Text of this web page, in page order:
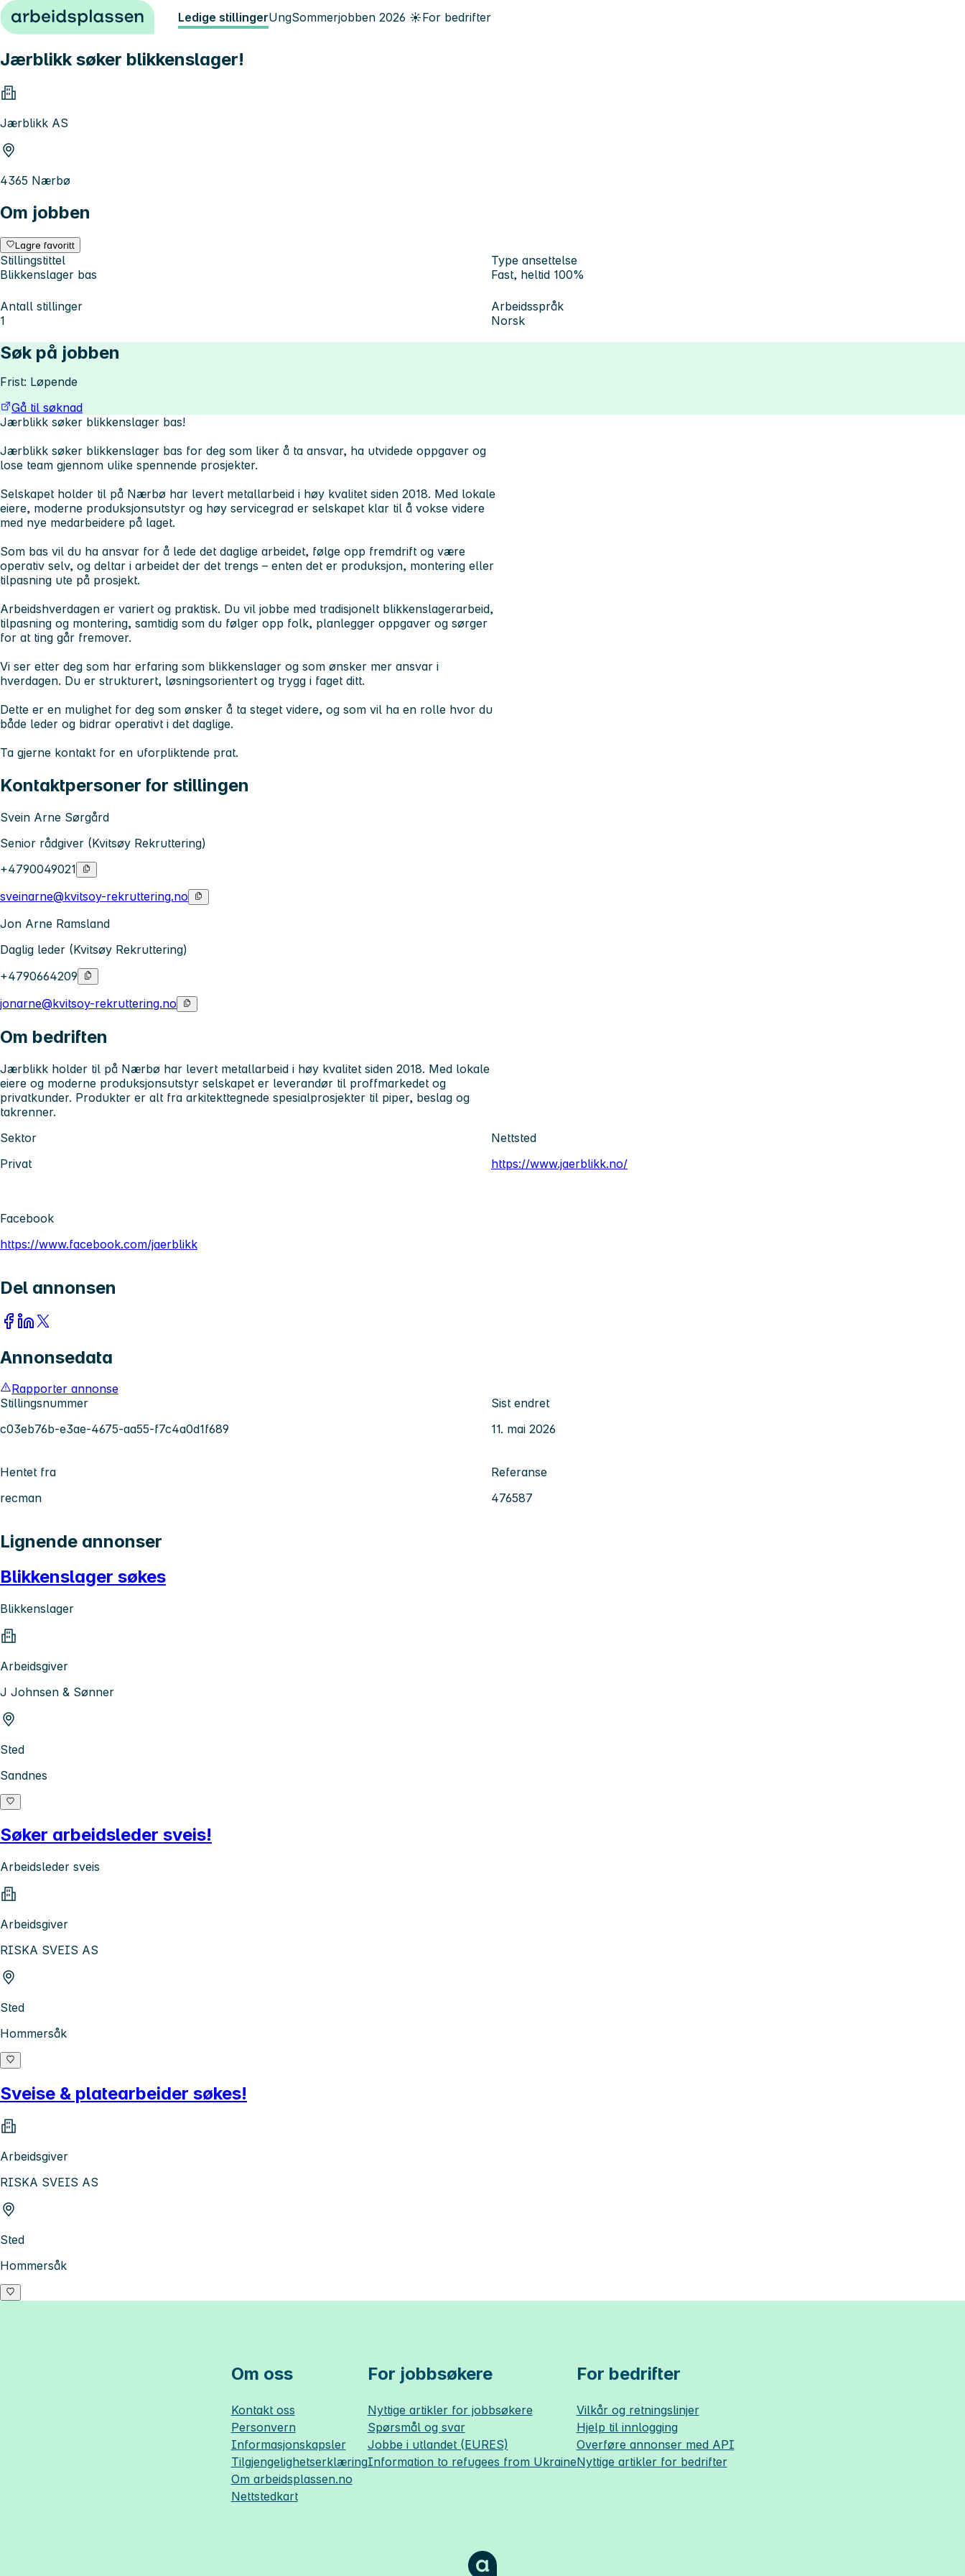
Hopp til innhold Ledige stillingerUngSommerjobben 2026 ☀️For bedrifter
Jærblikk søker blikkenslager!
Jærblikk AS
4365 Nærbø
Om jobben
Lagre favoritt
Stillingstittel
Blikkenslager bas
Type ansettelse
Fast, heltid 100%
Antall stillinger
1
Arbeidsspråk
Norsk
Søk på jobben
Frist: Løpende
Gå til søknad
Jærblikk søker blikkenslager bas!
Jærblikk søker blikkenslager bas for deg som liker å ta ansvar, ha utvidede oppgaver og
lose team gjennom ulike spennende prosjekter.
Selskapet holder til på Nærbø har levert metallarbeid i høy kvalitet siden 2018. Med lokale
eiere, moderne produksjonsutstyr og høy servicegrad er selskapet klar til å vokse videre
med nye medarbeidere på laget.
Som bas vil du ha ansvar for å lede det daglige arbeidet, følge opp fremdrift og være
operativ selv, og deltar i arbeidet der det trengs – enten det er produksjon, montering eller
tilpasning ute på prosjekt.
Arbeidshverdagen er variert og praktisk. Du vil jobbe med tradisjonelt blikkenslagerarbeid,
tilpasning og montering, samtidig som du følger opp folk, planlegger oppgaver og sørger
for at ting går fremover.
Vi ser etter deg som har erfaring som blikkenslager og som ønsker mer ansvar i
hverdagen. Du er strukturert, løsningsorientert og trygg i faget ditt.
Dette er en mulighet for deg som ønsker å ta steget videre, og som vil ha en rolle hvor du
både leder og bidrar operativt i det daglige.
Ta gjerne kontakt for en uforpliktende prat.
Kontaktpersoner for stillingen
Svein Arne Sørgård
Senior rådgiver (Kvitsøy Rekruttering)
+4790049021
sveinarne@kvitsoy-rekruttering.no
Jon Arne Ramsland
Daglig leder (Kvitsøy Rekruttering)
+4790664209
jonarne@kvitsoy-rekruttering.no
Om bedriften
Jærblikk holder til på Nærbø har levert metallarbeid i høy kvalitet siden 2018. Med lokale
eiere og moderne produksjonsutstyr selskapet er leverandør til proffmarkedet og
privatkunder. Produkter er alt fra arkitekttegnede spesialprosjekter til piper, beslag og
takrenner.
Sektor
Privat
Nettsted
https://www.jaerblikk.no/
Facebook
https://www.facebook.com/jaerblikk
Del annonsen
Annonsedata
Rapporter annonse
Stillingsnummer
c03eb76b-e3ae-4675-aa55-f7c4a0d1f689
Sist endret
11. mai 2026
Hentet fra
recman
Referanse
476587
Lignende annonser
Blikkenslager søkes
Blikkenslager
Arbeidsgiver
J Johnsen & Sønner
Sted
Sandnes
Søker arbeidsleder sveis!
Arbeidsleder sveis
Arbeidsgiver
RISKA SVEIS AS
Sted
Hommersåk
Sveise & platearbeider søkes!
Arbeidsgiver
RISKA SVEIS AS
Sted
Hommersåk
Om oss
Kontakt oss
Personvern
Informasjonskapsler
Tilgjengelighetserklæring
Om arbeidsplassen.no
Nettstedkart
For jobbsøkere
Nyttige artikler for jobbsøkere
Spørsmål og svar
Jobbe i utlandet (EURES)
Information to refugees from Ukraine
For bedrifter
Vilkår og retningslinjer
Hjelp til innlogging
Overføre annonser med API
Nyttige artikler for bedrifter